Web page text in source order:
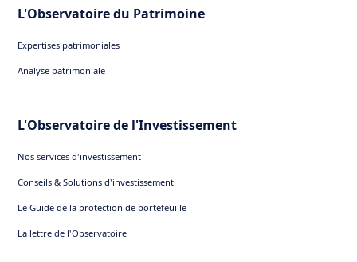
L'Observatoire du Patrimoine
Expertises patrimoniales
Analyse patrimoniale
L'Observatoire de l'Investissement
Nos services d'investissement
Conseils & Solutions d'investissement
Le Guide de la protection de portefeuille
La lettre de l'Observatoire